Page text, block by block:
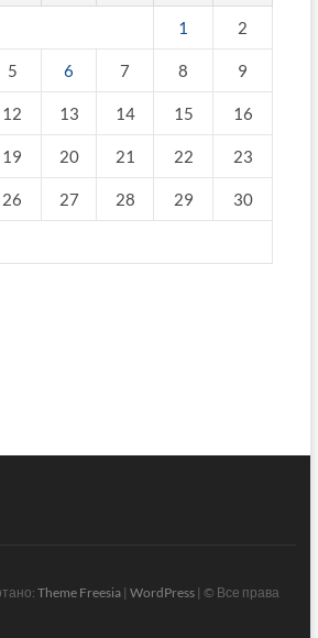
1 2
5 6 7 8 9
12 13 14 15 16
19 20 21 22 23
26 27 28 29 30
Theme Freesia| WordPress| © Все права